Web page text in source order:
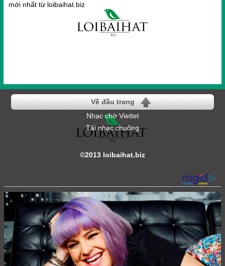
mới nhất từ loibaihat.biz
Về đầu trang
Nhạc chờ Viettel
Tải nhạc chuông
©2013 loibaihat.biz